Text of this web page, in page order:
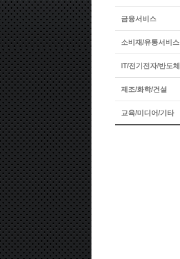
금융서비스
소비재/유통서비스
IT/전기전자/반도체
제조/화학/건설
교육/미디어/기타